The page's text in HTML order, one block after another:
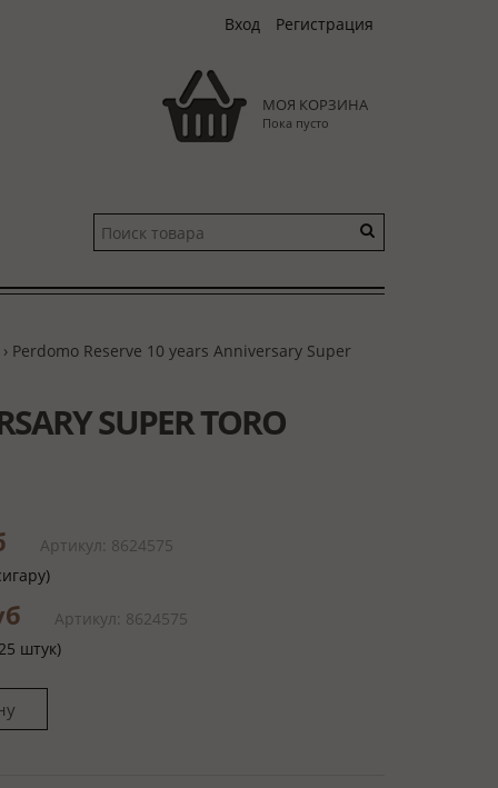
Вход Регистрация
МОЯ КОРЗИНА
Пока пусто
Perdomo Reserve 10 years Anniversary Super
SUPER TORO
Артикул: 8624575
Артикул: 8624575
штук)